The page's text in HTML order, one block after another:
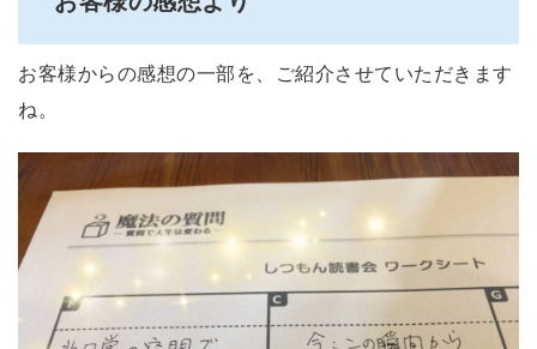
お客様からの感想の一部を、ご紹介させていただきます
ね。